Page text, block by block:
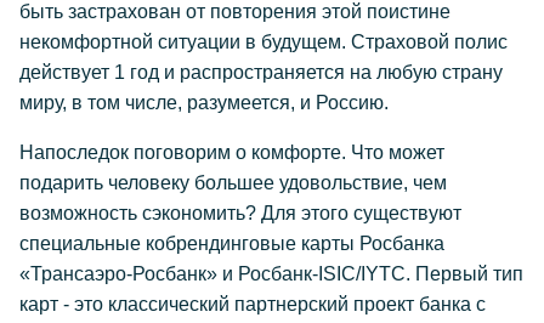
быть застрахован от повторения этой поистине
некомфортной ситуации в будущем. Страховой полис
действует 1 год и распространяется на любую страну
миру, в том числе, разумеется, и Россию.
Напоследок поговорим о комфорте. Что может
подарить человеку большее удовольствие, чем
возможность сэкономить? Для этого существуют
специальные кобрендинговые карты Росбанка
«Трансаэро-Росбанк» и Росбанк-ISIC/IYTC. Первый тип
карт - это классический партнерский проект банка с